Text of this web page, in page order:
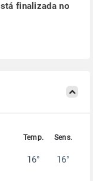
finalizada no
16° 16°